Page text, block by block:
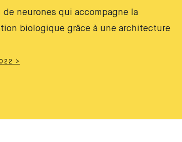
de neurones qui accompagne la
biologique grâce à une architecture
>